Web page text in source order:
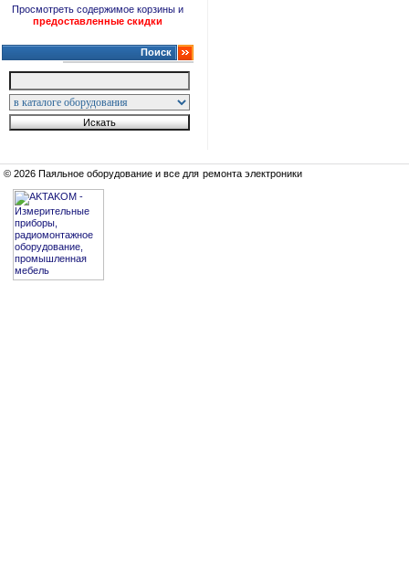
Просмотреть содержимое корзины и
предоставленные скидки
Поиск
© 2026 Паяльное оборудование и все для ремонта электроники